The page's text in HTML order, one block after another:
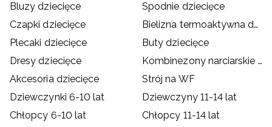
Bluzy dziecięce
Spodnie dziecięce
Czapki dziecięce
Bielizna termoaktywna dziecięca
Plecaki dziecięce
Buty dziecięce
Dresy dziecięce
Kombinezony narciarskie dziecięce
Akcesoria dziecięce
Strój na WF
Dziewczynki 6-10 lat
Dziewczyny 11-14 lat
Chłopcy 6-10 lat
Chłopcy 11-14 lat